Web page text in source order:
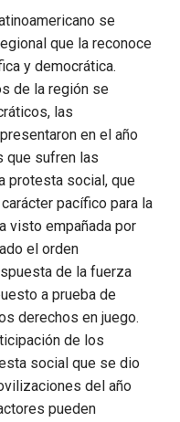
se
que la reconoce
y democrática.
de la región se
las
en el año
que sufren las
protesta social, que
pacífico para la
visto empañada por
el orden
de la fuerza
a prueba de
derechos en juego.
de los
social que se dio
del año
pueden